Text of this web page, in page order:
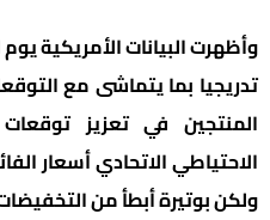
وأظهرت البيانات الأمريكية
تدريجيا بما يتماشى مع
المنتجين في تعزيز
ولكن بوتيرة أبطأ من التخفيضات في